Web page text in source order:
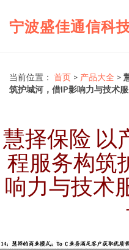
宁波盛佳通信科
当前位置： 首页 > 产品大全 >
筑护城河，借IP影响力与技术
慧择保险 以
程服务构筑
响力与技术